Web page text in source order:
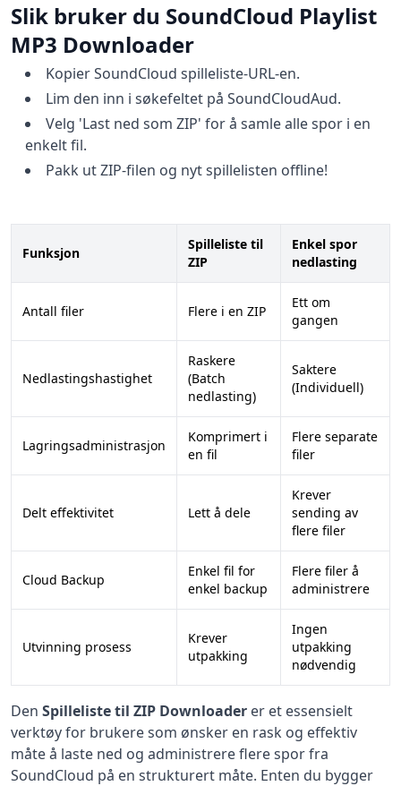
Slik bruker du SoundCloud Playlist
MP3 Downloader
Kopier SoundCloud spilleliste-URL-en.
Lim den inn i søkefeltet på SoundCloudAud.
Velg 'Last ned som ZIP' for å samle alle spor i en
enkelt fil.
Pakk ut ZIP-filen og nyt spillelisten offline!
Funksjon
Spilleliste til
ZIP
Enkel spor
nedlasting
Antall filer Flere i en ZIP
Ett om
gangen
Nedlastingshastighet
Raskere
(Batch
nedlasting)
Saktere
(Individuell)
Lagringsadministrasjon
Komprimert i
en fil
Flere separate
filer
Delt effektivitet Lett å dele
Krever
sending av
flere filer
Cloud Backup
Enkel fil for
enkel backup
Flere filer å
administrere
Utvinning prosess
Krever
utpakking
Ingen
utpakking
nødvendig
Den Spilleliste til ZIP Downloader er et essensielt
verktøy for brukere som ønsker en rask og effektiv
måte å laste ned og administrere flere spor fra
SoundCloud på en strukturert måte. Enten du bygger